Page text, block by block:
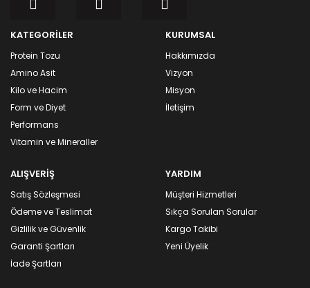
KATEGORİLER
Protein Tozu
Amino Asit
Kilo ve Hacim
Form ve Diyet
Performans
Vitamin ve Mineraller
KURUMSAL
Hakkımızda
Vizyon
Misyon
İletişim
ALIŞVERİŞ
Satış Sözleşmesi
Ödeme ve Teslimat
Gizlilik ve Güvenlik
Garanti Şartları
İade Şartları
YARDIM
Müşteri Hizmetleri
Sıkça Sorulan Sorular
Kargo Takibi
Yeni Üyelik